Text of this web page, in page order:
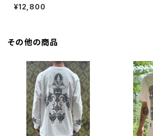
¥12,800
その他の商品